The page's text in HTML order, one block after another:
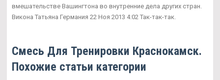
вмешательстве Вашингтона во внутренние дела других стран.
Викона Татьяна Германия 22 Ноя 2013 4:02 Так-так-так.
Смесь Для Тренировки Краснокамск.
Похожие статьи категории